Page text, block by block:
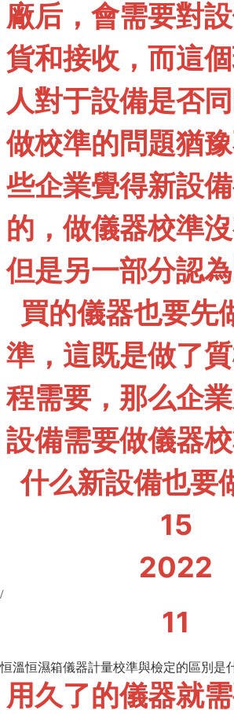
廠后，會需要對
貨和接收，而這
人對于設備是否
做校準的問題猶
些企業覺得新設
的，做儀器校準
但是另一部分認
買的儀器也要先
準，這既是做了
程需要，那么企
設備需要做儀器
什么新設備也要
15
2022
/
11
恒溫恒濕箱儀器計量校準與檢定的區別是
用久了的儀器就